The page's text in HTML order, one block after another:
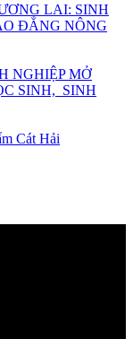
LAI: SINH
ĐẲNG NÔNG
NGHIỆP MỞ
SINH, SINH
Cát Hải